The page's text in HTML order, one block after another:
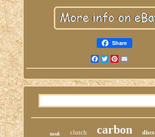
Share
Facebook
TwitterPinterest
tank clutch carbon discs